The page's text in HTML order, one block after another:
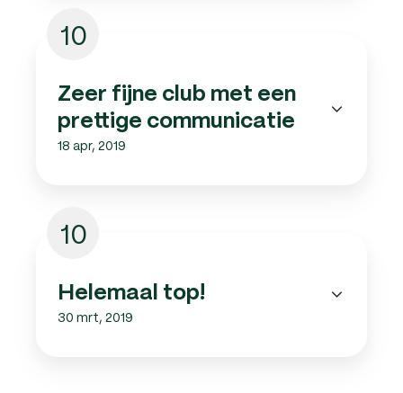
10
Zeer fijne club met een
prettige communicatie
18 apr, 2019
10
Helemaal top!
30 mrt, 2019